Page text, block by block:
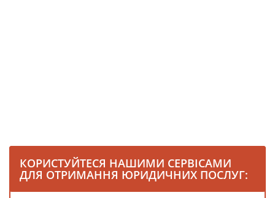
КОРИСТУЙТЕСЯ НАШИМИ СЕРВІСАМИ
ДЛЯ ОТРИМАННЯ ЮРИДИЧНИХ ПОСЛУГ: